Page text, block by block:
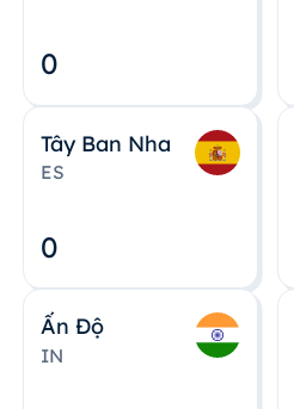
0
Tây Ban Nha
ES
0
Ấn Độ
IN